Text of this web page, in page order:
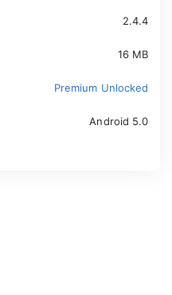
2.4.4
16 MB
Premium Unlocked
Android 5.0